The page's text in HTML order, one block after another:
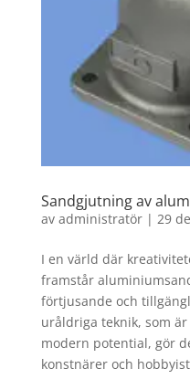
Sandgjutning av
av administratör| 29
I en värld där
framstår
förtjusande och
uråldriga teknik, som
modern potential, gör
konstnärer och